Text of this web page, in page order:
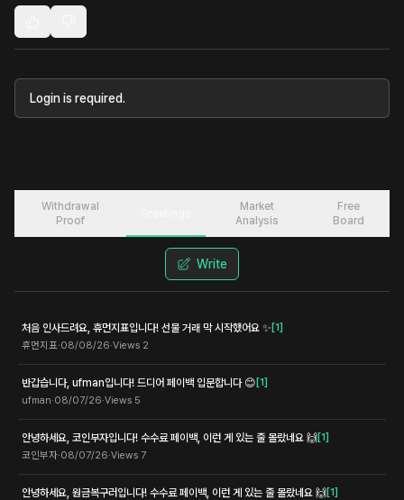
Login is required.
Withdrawal
Proof
Market
Analysis
Free
Board
Write
처음 인사드려요, 휴먼지표입니다! 선물 거래 막 시작했어요 ✨ [1]
휴먼지표·08/08/26·Views 2
반갑습니다, ufman입니다! 드디어 페이백 입문합니다 😊 [1]
ufman·08/07/26·Views 5
안녕하세요, 코인부자입니다! 수수료 페이백, 이런 게 있는 줄 몰랐네요 🙌 [1]
코인부자·08/07/26·Views 7
안녕하세요, 원금복구러입니다! 수수료 페이백, 이런 게 있는 줄 몰랐네요 🙌 [1]